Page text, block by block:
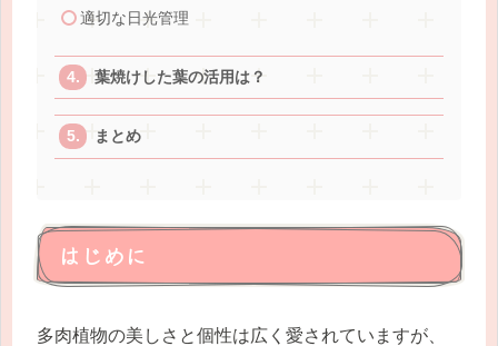
適切な日光管理
葉焼けした葉の活用は？
まとめ
はじめに
多肉植物の美しさと個性は広く愛されていますが、